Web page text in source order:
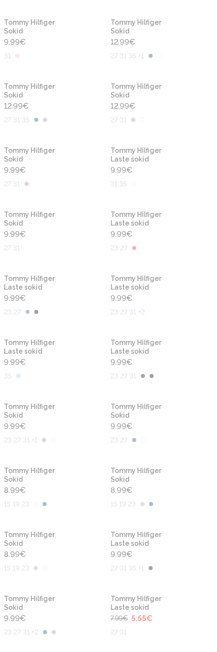
Tommy Hilfiger
Sokid
9.99€
31
Tommy Hilfiger
Sokid
12.99€
27 31 35 +1
Tommy Hilfiger
Sokid
12.99€
27 31 35
Tommy Hilfiger
Sokid
12.99€
27 31
Tommy Hilfiger
Sokid
9.99€
27 31
Tommy Hilfiger
Laste sokid
9.99€
31 35
Tommy Hilfiger
Sokid
9.99€
27 31
Tommy Hilfiger
Laste sokid
9.99€
23 27
Tommy Hilfiger
Laste sokid
9.99€
23 27
Tommy Hilfiger
Laste sokid
9.99€
23 27 31 +2
Tommy Hilfiger
Laste sokid
9.99€
35
Tommy Hilfiger
Laste sokid
9.99€
23 27 31
Tommy Hilfiger
Sokid
9.99€
23 27 31 +1
Tommy Hilfiger
Sokid
9.99€
23 27
Tommy Hilfiger
Sokid
8.99€
15 19 23
Tommy Hilfiger
Sokid
8.99€
15 19 23
Tommy Hilfiger
Sokid
8.99€
15 19 23
Tommy Hilfiger
Laste sokid
9.99€
27 31 35 +1
Tommy Hilfiger
Sokid
9.99€
23 27 31 +2
-30%
Tommy Hilfiger
Laste sokid
7.99€ 5.55€
27 31